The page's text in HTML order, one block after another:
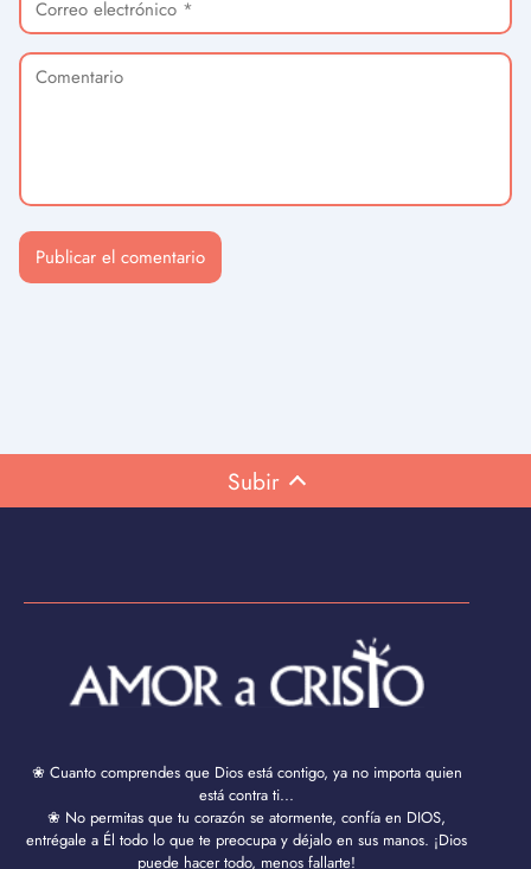
Subir
❀ Cuanto comprendes que Dios está contigo, ya no importa quien
está contra ti...
❀ No permitas que tu corazón se atormente, confía en DIOS,
entrégale a Él todo lo que te preocupa y déjalo en sus manos. ¡Dios
puede hacer todo, menos fallarte!